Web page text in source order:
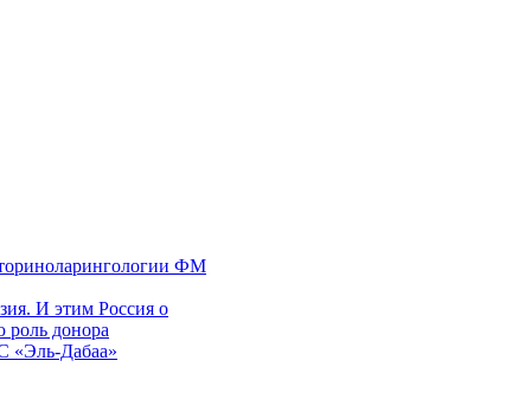
ФМ
И этим Россия о
донора
«Эль-Дабаа»